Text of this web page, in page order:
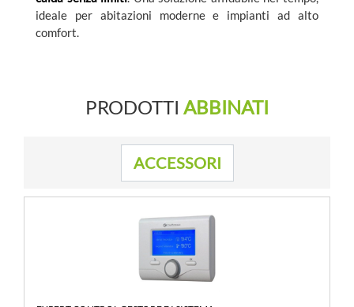
ideale per abitazioni moderne e impianti ad alto
comfort.
PRODOTTI ABBINATI
ACCESSORI